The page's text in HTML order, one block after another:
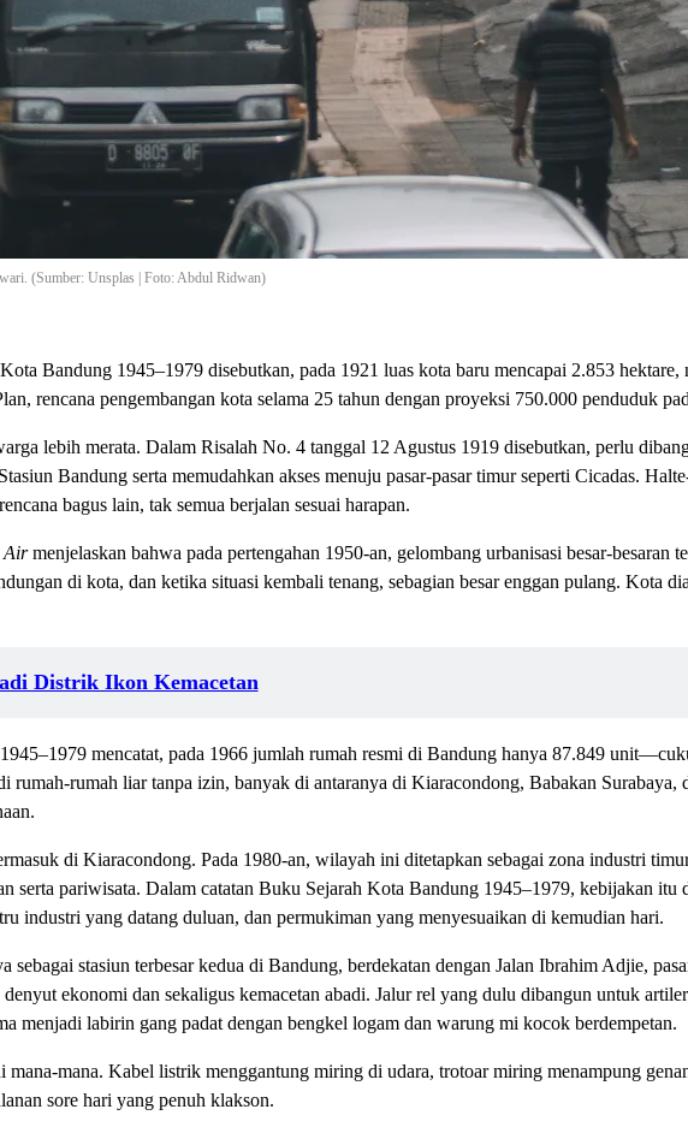
(Sumber: Unsplas | Foto: Abdul Ridwan)
Bandung 1945–1979 disebutkan, pada 1921 luas kota baru mencapai 2.853 hektare,
rencana pengembangan kota selama 25 tahun dengan proyeksi 750.000 penduduk
lebih merata. Dalam Risalah No. 4 tanggal 12 Agustus 1919 disebutkan, perlu
Bandung serta memudahkan akses menuju pasar-pasar timur seperti Cicadas.
bagus lain, tak semua berjalan sesuai harapan.
Airmenjelaskan bahwa pada pertengahan 1950-an, gelombang urbanisasi besar-besaran
di kota, dan ketika situasi kembali tenang, sebagian besar enggan pulang. Kota
Distrik Ikon Kemacetan
mencatat, pada 1966 jumlah rumah resmi di Bandung hanya 87.849
rumah liar tanpa izin, banyak di antaranya di Kiaracondong, Babakan Surabaya,
di Kiaracondong. Pada 1980-an, wilayah ini ditetapkan sebagai zona industri
serta pariwisata. Dalam catatan Buku Sejarah Kota Bandung 1945–1979, kebijakan itu
industri yang datang duluan, dan permukiman yang menyesuaikan di kemudian hari.
stasiun terbesar kedua di Bandung, berdekatan dengan Jalan Ibrahim Adjie,
ekonomi dan sekaligus kemacetan abadi. Jalur rel yang dulu dibangun untuk
menjadi labirin gang padat dengan bengkel logam dan warung mi kocok berdempetan.
mana. Kabel listrik menggantung miring di udara, trotoar miring menampung
sore hari yang penuh klakson.